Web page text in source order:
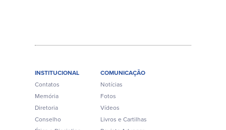
INSTITUCIONAL
Contatos
Memória
Diretoria
Conselho
COMUNICAÇÃO
Notícias
Fotos
Vídeos
Livros e Cartilhas